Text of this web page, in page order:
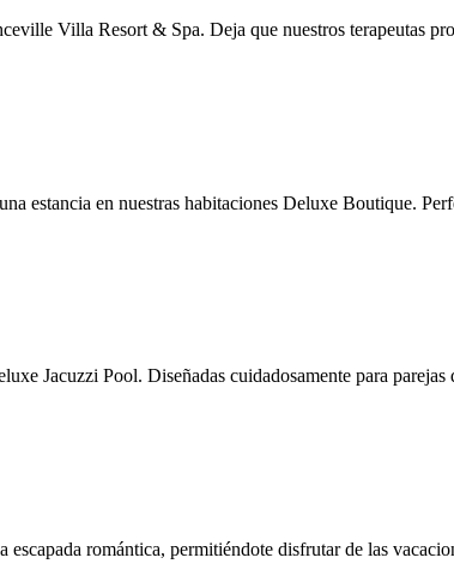
Villa Resort & Spa. Deja que nuestros terapeutas
estancia en nuestras habitaciones Deluxe Boutique.
Jacuzzi Pool. Diseñadas cuidadosamente para parejas
romántica, permitiéndote disfrutar de las